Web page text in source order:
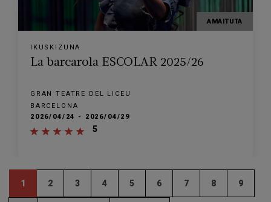
AMAITUTA
IKUSKIZUNA
La barcarola ESCOLAR 2025/26
GRAN TEATRE DEL LICEU
BARCELONA
2026/04/24 - 2026/04/29
5
1 2 3 4 5 6 7 8 9